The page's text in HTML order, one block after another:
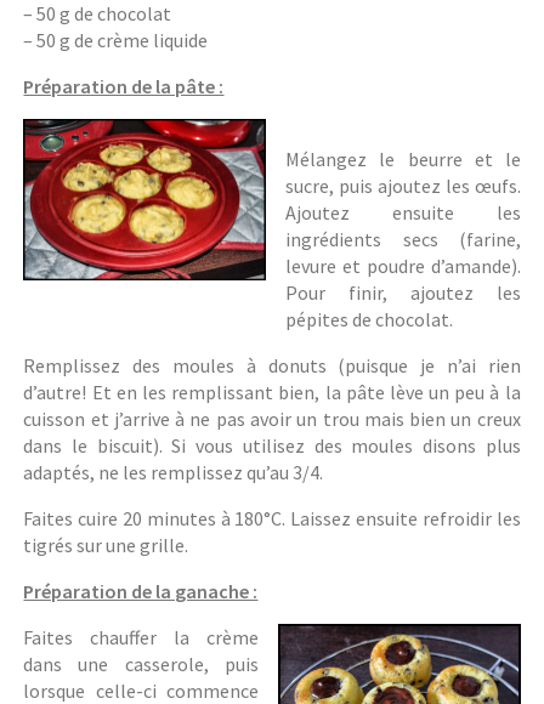
– 50 g de chocolat
– 50 g de crème liquide
Préparation de la pâte :
Mélangez le beurre et le
sucre, puis ajoutez les œufs.
Ajoutez ensuite les
ingrédients secs (farine,
levure et poudre d’amande).
Pour finir, ajoutez les
pépites de chocolat.
Remplissez des moules à donuts (puisque je n’ai rien
d’autre! Et en les remplissant bien, la pâte lève un peu à la
cuisson et j’arrive à ne pas avoir un trou mais bien un creux
dans le biscuit). Si vous utilisez des moules disons plus
adaptés, ne les remplissez qu’au 3/4.
Faites cuire 20 minutes à 180°C. Laissez ensuite refroidir les
tigrés sur une grille.
Préparation de la ganache :
Faites chauffer la crème
dans une casserole, puis
lorsque celle-ci commence